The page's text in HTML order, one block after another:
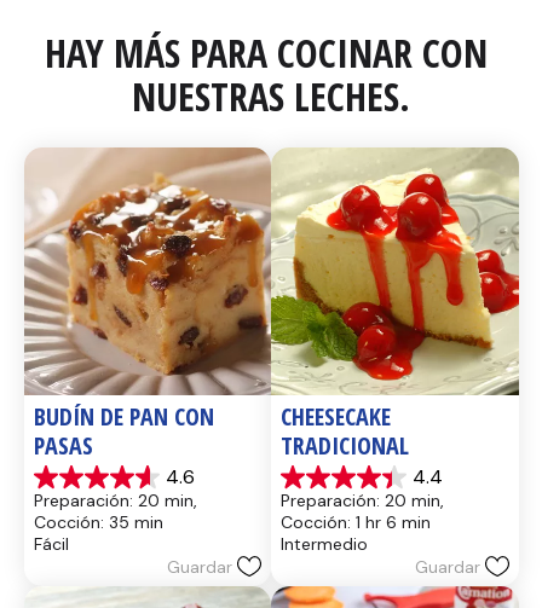
HAY MÁS PARA COCINAR CON
NUESTRAS LECHES.
BUDÍN DE PAN CON
PASAS
4.6
4.6
de
5
estrellas.
reseñas
Preparación: 20 min,
Cocción: 35 min
Fácil
Guardar
CHEESECAKE
TRADICIONAL
4.4
4.4
de
5
estrellas.
reseñas
Preparación: 20 min,
Cocción: 1 hr 6 min
Intermedio
Guardar